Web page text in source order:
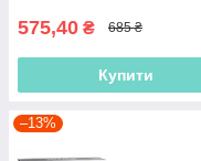
575,40 ₴ 685 ₴
Купити
–13%